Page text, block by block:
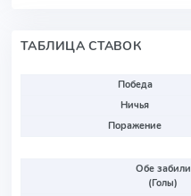
ТАБЛИЦА СТАВОК
Победа
Ничья
Поражение
Обе забили
(Голы)